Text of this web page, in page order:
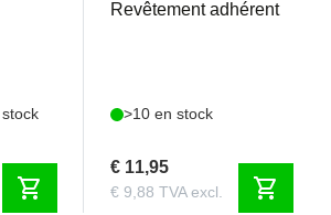
shopping_cart
Revêtement adhérent
>10 en stock
€ 11,95
€ 9,88 TVA excl. shopping_cart